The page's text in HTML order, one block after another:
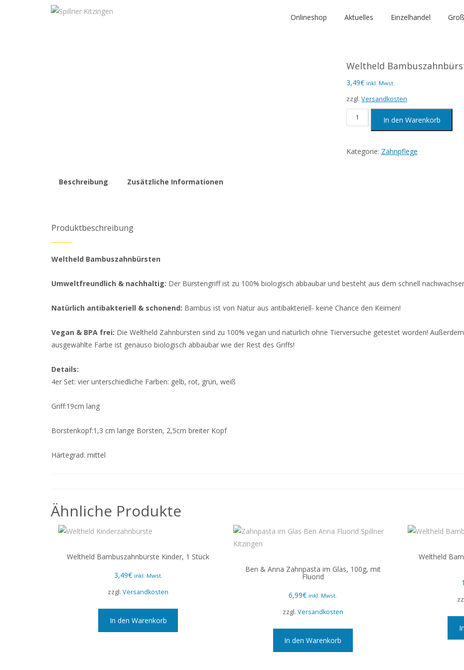
Onlineshop Aktuelles Einzelhandel
Weltheld
3,49€ inkl. Mwst.
zzgl. Versandkosten
Weltheld
Bambuszahnbürste
1
In den Warenkorb
Kategorie: Zahnpflege
Beschreibung Zusätzliche Informationen
Produktbeschreibung
Weltheld Bambuszahnbürsten
Umweltfreundlich & nachhaltig: Der Bürstengriff ist zu 100% biologisch abbaubar und besteht aus dem schnell
Natürlich antibakteriell & schonend: Bambus ist von Natur aus antibakteriell- keine Chance den Keimen!
Vegan & BPA frei: Die Weltheld Zahnbürsten sind zu 100% vegan und natürlich ohne Tierversuche getestet worden!
ausgewählte Farbe ist genauso biologisch abbaubar wie der Rest des Griffs!
Details:
4er Set: vier unterschiedliche Farben: gelb, rot, grün, weiß
Griff:19cm lang
Borstenkopf:1,3 cm lange Borsten, 2,5cm breiter Kopf
Härtegrad: mittel
Ähnliche Produkte
Weltheld Bambuszahnbürste Kinder, 1 Stück
3,49€ inkl. Mwst.
zzgl.Versandkosten
In den Warenkorb
Ben & Anna Zahnpasta im Glas, 100g, mit
Fluorid
6,99€ inkl. Mwst.
zzgl. Versandkosten
In den Warenkorb
Weltheld